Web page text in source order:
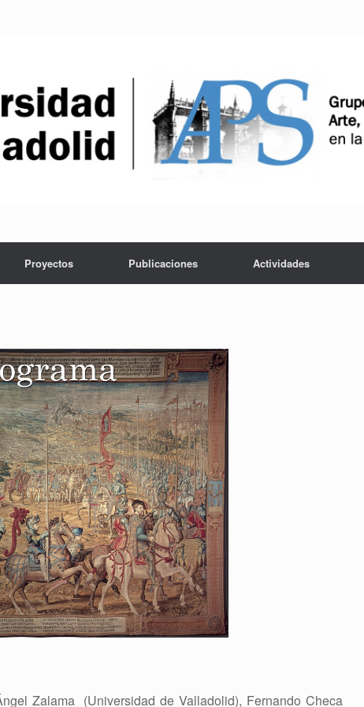
Proyectos Publicaciones Actividades
Zalama (Universidad de Valladolid), Fernando Checa